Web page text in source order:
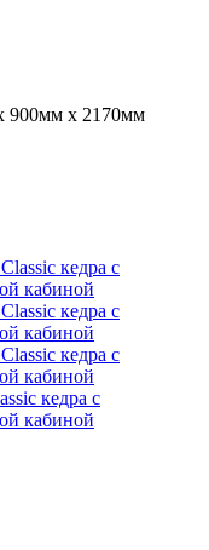
900мм х 2170мм
кедра с
кабиной